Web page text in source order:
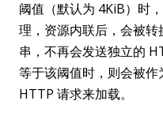
阈值（默认为 4KiB）时
理，资源内联后，会被
串，不再会发送独立的
等于该阈值时，则会被
HTTP 请求来加载。